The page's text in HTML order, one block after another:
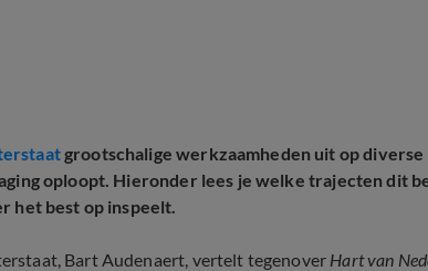
grootschalige werkzaamheden uit op diverse
oploopt. Hieronder lees je welke trajecten dit
het best op inspeelt.
Bart Audenaert, vertelt tegenover Hart van